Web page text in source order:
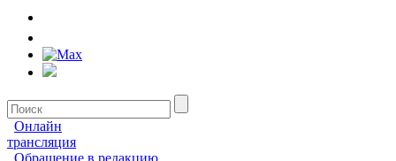
Онлайн
трансляция
Обращение в редакцию